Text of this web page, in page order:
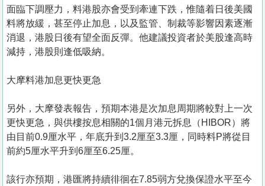
面臨下調壓力，料港股亦會受到牽連下跌，惟隨着日後美國
料將放緩，甚至停止加息，以及監管、制裁等影響因素逐漸
消退，港股日後有望全面反彈。他建議投資者於美股逢高時
減持，港股則逢低吸納。
大摩料港加息更快更急
另外，大摩發表報告，預期本港是次加息周期將較對上一次
更快更急，與供樓按息相關的1個月港元拆息（HIBOR）將
由目前0.9厘水平，年底升到3.2厘至3.3厘，同時料P將從目
前約5厘水平升到6厘至6.25厘。
該行亦預期，港匯將持續徘徊在7.85弱方兌換保證水平至今